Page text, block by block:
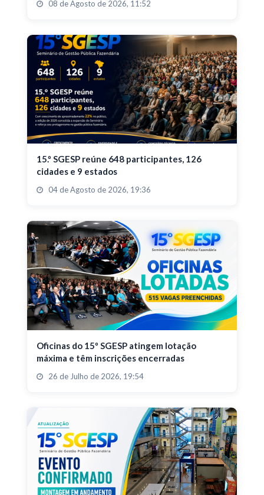
08 de Agosto de 2026, 11:52
15.º SGESP reúne 648 participantes, 126
cidades e 9 estados
04 de Agosto de 2026, 19:36
Oficinas do 15º SGESP atingem lotação
máxima e têm inscrições encerradas
26 de Julho de 2026, 19:54